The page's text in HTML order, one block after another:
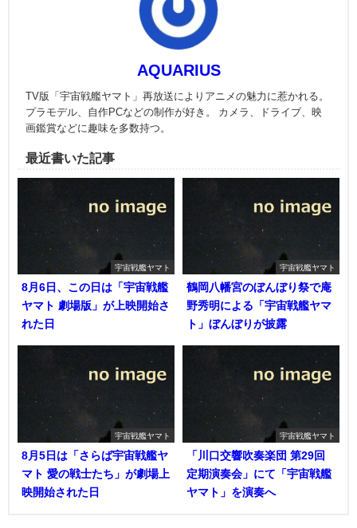
AQUARIUS
TV版「宇宙戦艦ヤマト」再放送によりアニメの魅力に惹かれる。
プラモデル、自作PCなどの制作が好き。 カメラ、ドライブ、映
画鑑賞などに趣味を多数持つ。
最近書いた記事
宇宙戦艦ヤマト
8月6日、この日は「宇宙戦艦
ヤマト 劇場版」が上映開始さ
れた日
宇宙戦艦ヤマト
鶴岡八幡宮のぼんぼり祭で庵
野秀明による「宇宙戦艦ヤマ
ト」ぼんぼりが披露
宇宙戦艦ヤマト
8月5日は「さらば宇宙戦艦ヤ
マト 愛の戦士たち」が劇場上
映開始された日
宇宙戦艦ヤマト
「川口交響吹奏楽団 第29回
定期演奏会」にて「宇宙戦艦
ヤマト」を演奏へ